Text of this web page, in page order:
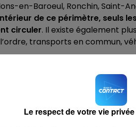
en-Baroeul, Ronchin, Saint-
de ce périmètre, seuls
circuler. Il existe également
transports en commun,
différenciée,
le réseau
journée
TOUJOURS
Le respect de votre vie